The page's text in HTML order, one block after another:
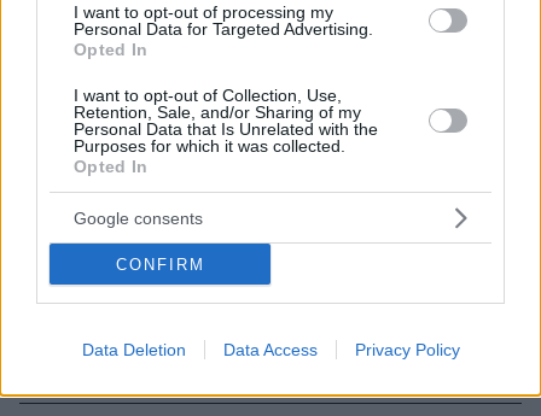
I want to opt-out of processing my
Personal Data for Targeted Advertising.
Opted In
I want to opt-out of Collection, Use,
Retention, Sale, and/or Sharing of my
Personal Data that Is Unrelated with the
Purposes for which it was collected.
Opted In
Google consents
CONFIRM
Data Deletion Data Access Privacy Policy
Κρήτη ζητά... τιμή για να ασελγήσει σε ανήλικη, τι
07.08.2026, 18:22